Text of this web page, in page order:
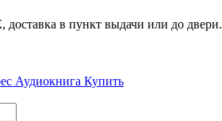
в пункт выдачи или до двери.
Аудиокнига Купить